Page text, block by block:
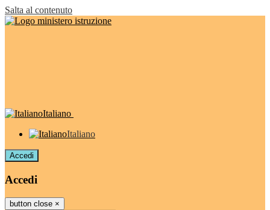
Salta al contenuto
Italiano
Italiano
Accedi
Accedi
button close ×